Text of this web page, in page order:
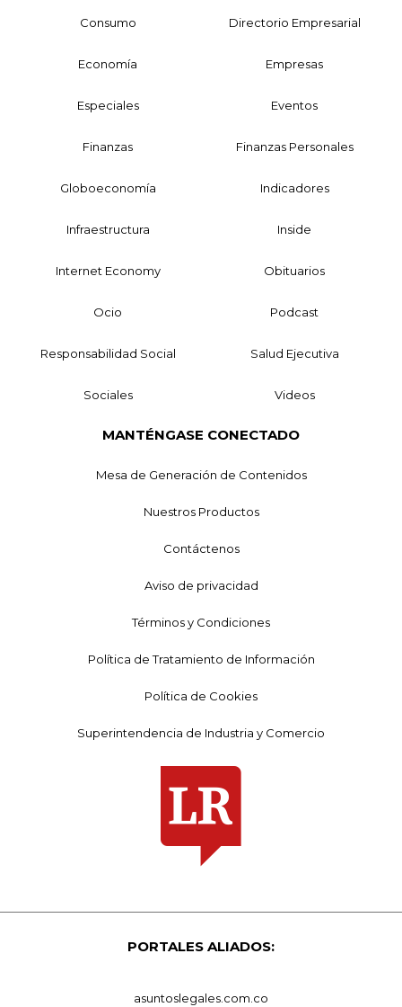
Consumo Directorio Empresarial
Economía Empresas
Especiales Eventos
Finanzas Finanzas Personales
Globoeconomía Indicadores
Infraestructura Inside
Internet Economy Obituarios
Ocio Podcast
Responsabilidad Social Salud Ejecutiva
Sociales Videos
MANTÉNGASE CONECTADO
Mesa de Generación de Contenidos
Nuestros Productos
Contáctenos
Aviso de privacidad
Términos y Condiciones
Política de Tratamiento de Información
Política de Cookies
Superintendencia de Industria y Comercio
PORTALES ALIADOS:
asuntoslegales.com.co